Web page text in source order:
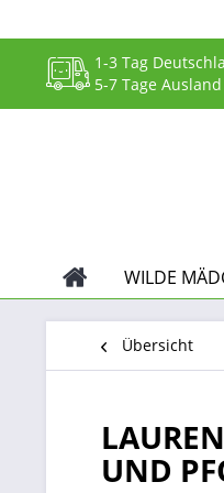
1-3 Tag
5-7 Tage Ausland
WILDE
Übersicht
UND